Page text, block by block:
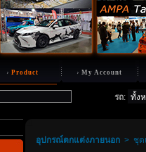
Product My Account
รถ:
อุปกรณ์ตกแต่งภายนอก> ชุด